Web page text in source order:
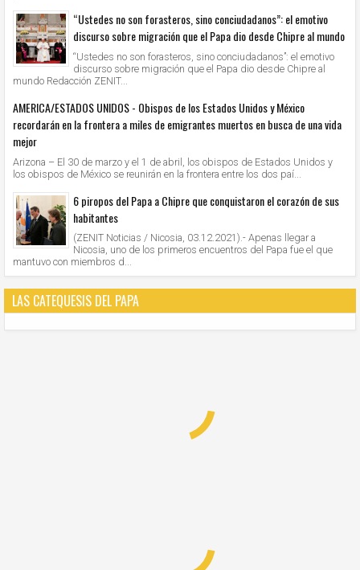
“Ustedes no son forasteros, sino conciudadanos”: el emotivo
discurso sobre migración que el Papa dio desde Chipre al mundo
“Ustedes no son forasteros, sino conciudadanos”: el emotivo
discurso sobre migración que el Papa dio desde Chipre al
mundo Redacción ZENIT...
AMERICA/ESTADOS UNIDOS - Obispos de los Estados Unidos y México
recordarán en la frontera a miles de emigrantes muertos en busca de una vida
mejor
Arizona – El 30 de marzo y el 1 de abril, los obispos de Estados Unidos y
los obispos de México se reunirán en la frontera entre los dos paí...
6 piropos del Papa a Chipre que conquistaron el corazón de sus
habitantes
(ZENIT Noticias / Nicosia, 03.12.2021).- Apenas llegar a
Nicosia, uno de los primeros encuentros del Papa fue el que
mantuvo con miembros d...
LAS CATEQUESIS DEL PAPA